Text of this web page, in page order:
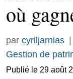
où
par cyriljarnias
Gestion de
Publié le 29 août